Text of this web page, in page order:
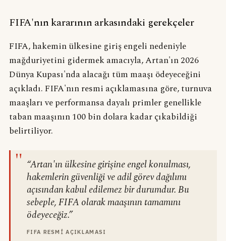
FIFA'nın kararının arkasındaki gerekçeler
FIFA, hakemin ülkesine giriş engeli nedeniyle
mağduriyetini gidermek amacıyla, Artan'ın 2026
Dünya Kupası'nda alacağı tüm maaşı ödeyeceğini
açıkladı. FIFA'nın resmi açıklamasına göre, turnuva
maaşları ve performansa dayalı primler genellikle
taban maaşının 100 bin dolara kadar çıkabildiği
belirtiliyor.
" “Artan'ın ülkesine girişine engel konulması,
hakemlerin güvenliği ve adil görev dağılımı
açısından kabul edilemez bir durumdur. Bu
sebeple, FIFA olarak maaşının tamamını
ödeyeceğiz.”
FIFA RESMI AÇIKLAMASI